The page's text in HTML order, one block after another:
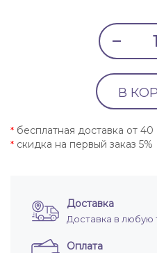
В
* бесплатная доставка от
* скидка на первый заказ 5%
Доставка
Доставка в любую
Оплата